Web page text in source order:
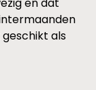
en dat
geschikt als